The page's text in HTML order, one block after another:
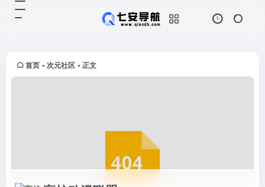
首页 • 次元社区 • 正文
的动漫类综合信息网站，为各社团提
供交流与服务的专业平台，目标成为
中国动漫社团圈内的第一站点。同